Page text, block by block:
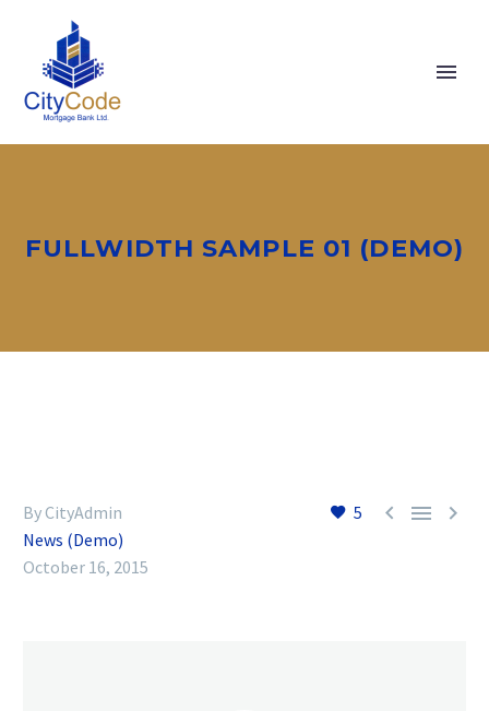
FULLWIDTH SAMPLE 01 (DEMO)
5   
By CityAdmin
News (Demo)
October 16, 2015